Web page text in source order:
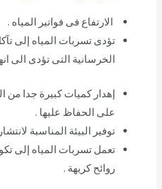
الارتفاع فى فواتير المياه .
تؤدى تسربات المياه إلى
الخرسانية التى تؤدى الى
إهدار كميات كبيرة جدا من
على الحفاظ عليها .
توفير البيئة المناسبة
تعمل تسربات المياه إلى
روائح كريهة .